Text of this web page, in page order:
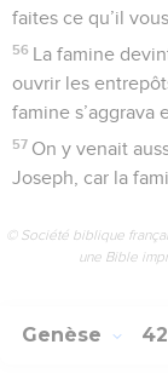
faites ce qu’il
56 La famine
ouvrir les
famine s’aggrava
57 On y venait
Joseph, car la
© Société biblique
une Bible
Genèse 42